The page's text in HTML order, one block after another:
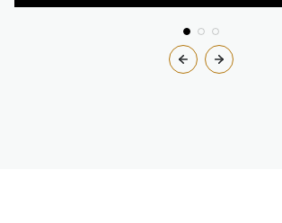
complexe que ça en a l’air. Le mieux c’est
rendez-vous avec votre banquier. Il aura
en main pour vérifier votre aptitude à
somme sans oublier d’y intégrer le montant
notaire : en moyenne 2,5 % du prix